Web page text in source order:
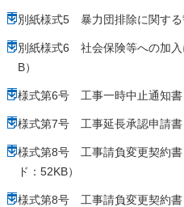
別紙様式5 暴力団排除に関する
別紙様式6 社会保険等への加
B）
様式第6号 工事一時中止通知書
様式第7号 工事延長承認申請書
様式第8号 工事請負変更契約書
ド：52KB）
様式第8号 工事請負変更契約書